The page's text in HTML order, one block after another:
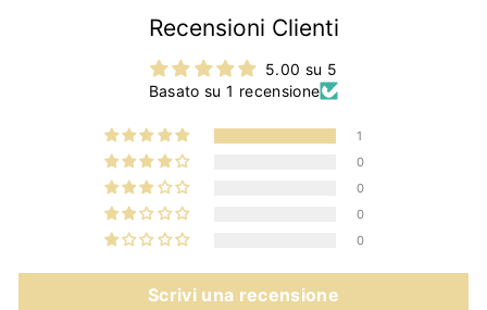
Recensioni Clienti
5.00 su 5
Basato su 1 recensione
1
0
0
0
0
Scrivi una recensione